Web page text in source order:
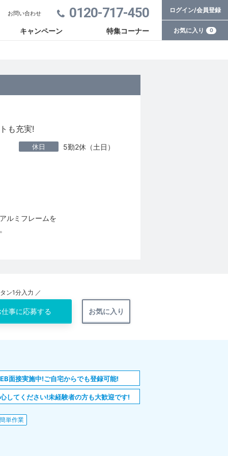
0120-717-450
キャンペーン 特集コーナー
お問い合わせ ログイン/会員登録
お気に入り 0
も充実!
休日 5勤2休（土日）
ルミフレームを
ン1分入力 ／
事に応募する お気に入り
面接実施中!ご自宅からでも登録可能!
してください!未経験者の方も大歓迎です!
簡単作業